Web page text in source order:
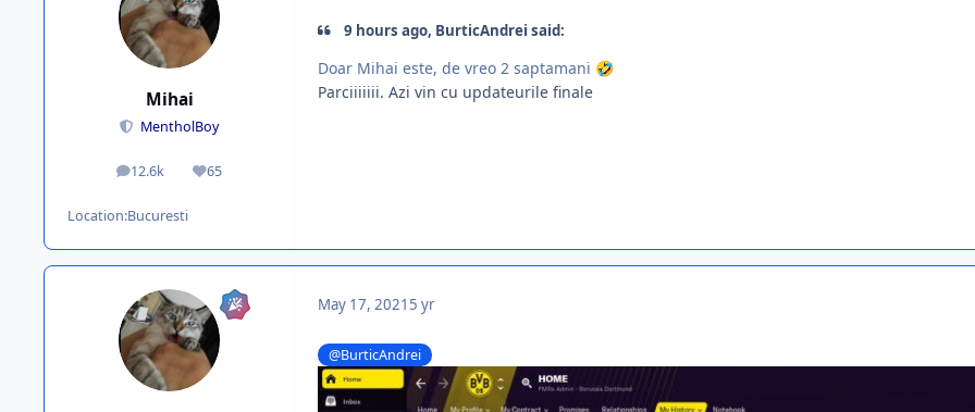
Mihai
MentholBoy
12.6k
posts 65
Reputation
Location:Bucuresti
9 hours ago, BurticAndrei said:
Doar Mihai este, de vreo 2 saptamani 🤣
Parciiiiiii. Azi vin cu updateurile finale
May 17, 2021 5 yr
@BurticAndrei